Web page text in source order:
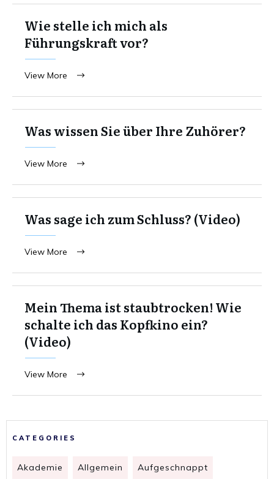
Wie stelle ich mich als
Führungskraft vor?
View More
Was wissen Sie über Ihre Zuhörer?
View More
Was sage ich zum Schluss? (Video)
View More
Mein Thema ist staubtrocken! Wie
schalte ich das Kopfkino ein?
(Video)
View More
CATEGORIES
Akademie Allgemein Aufgeschnappt